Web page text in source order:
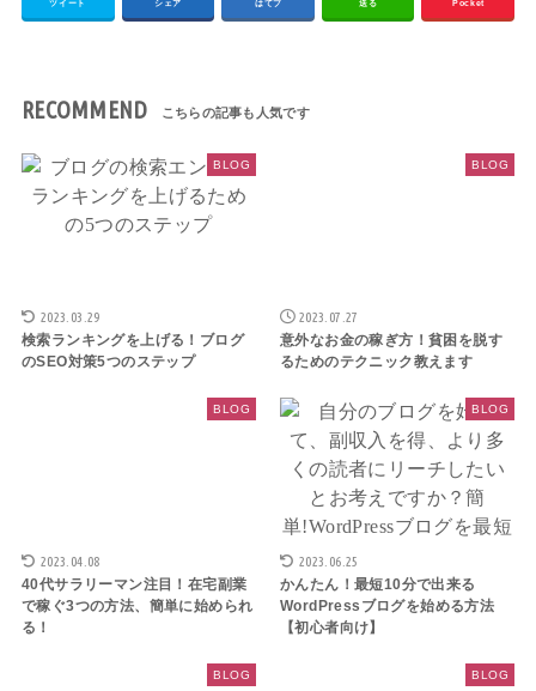
ツイート シェア はてブ 送る Pocket
RECOMMEND
BLOG
2023.03.29
検索ランキングを上げる！ブログ
のSEO対策5つのステップ
BLOG
2023.07.27
意外なお金の稼ぎ方！貧困を脱す
るためのテクニック教えます
BLOG
2023.04.08
40代サラリーマン注目！在宅副業
で稼ぐ3つの方法、簡単に始められ
る！
BLOG
2023.06.25
かんたん！最短10分で出来る
WordPressブログを始める方法
【初心者向け】
BLOG BLOG